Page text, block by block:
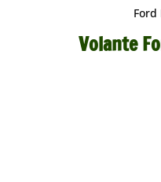
Ford
Volante